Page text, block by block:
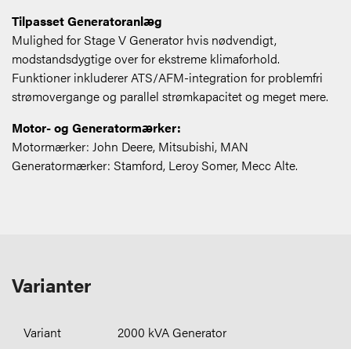
Tilpasset Generatoranlæg
Mulighed for Stage V Generator hvis nødvendigt,
modstandsdygtige over for ekstreme klimaforhold.
Funktioner inkluderer ATS/AFM-integration for problemfri
strømovergange og parallel strømkapacitet og meget mere.
Motor- og Generatormærker:
Motormærker: John Deere, Mitsubishi, MAN
Generatormærker: Stamford, Leroy Somer, Mecc Alte.
Varianter
2000 kVA Generator